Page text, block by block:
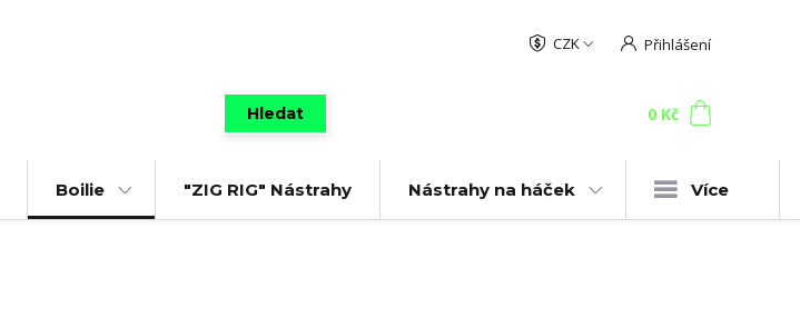
CZK Přihlášení
Hledat 0 Kč
Boilie "ZIG RIG" Nástrahy Nástrahy na háček Více